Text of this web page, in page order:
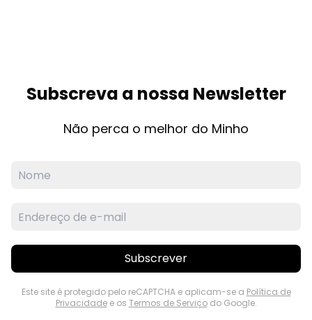
Subscreva a nossa Newsletter
Não perca o melhor do Minho
Subscrever
Este site é protegido pelo reCAPTCHA e aplicam-se a Política de
Privacidadee os Termos de Serviçodo Google.